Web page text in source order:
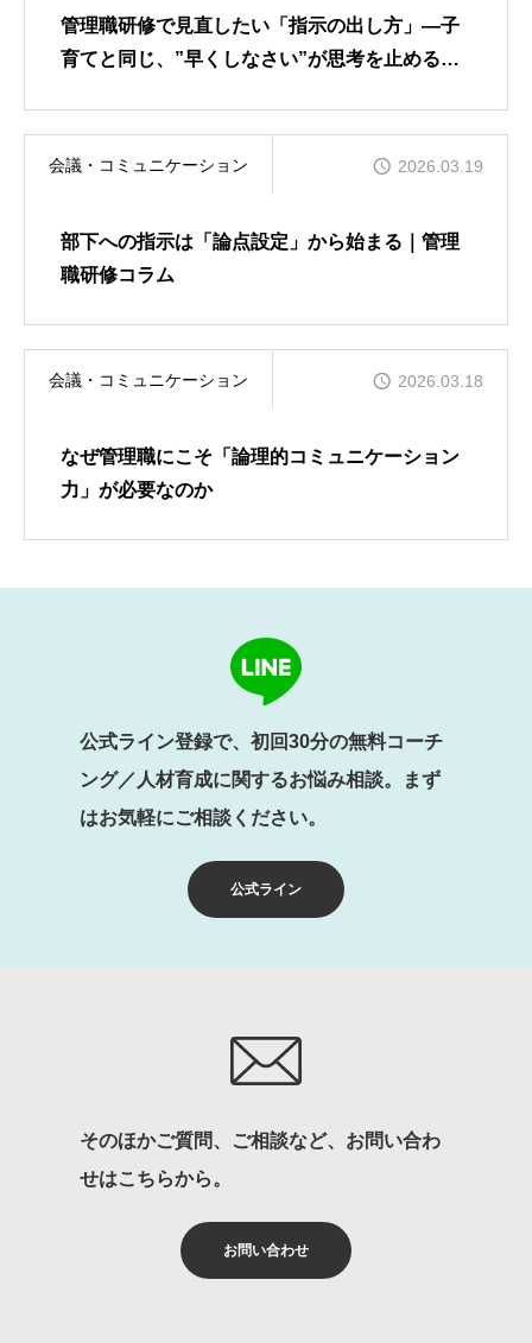
管理職研修で見直したい「指示の出し方」―子
育てと同じ、”早くしなさい”が思考を止める理
会議・コミュニケーション 2026.03.19
部下への指示は「論点設定」から始まる｜管理
職研修コラム
会議・コミュニケーション 2026.03.18
なぜ管理職にこそ「論理的コミュニケーション
力」が必要なのか
公式ライン
公式ライン登録で、初回30分の無料コーチ
ング／人材育成に関するお悩み相談。まず
はお気軽にご相談ください。
お問い合わせ
そのほかご質問、ご相談など、お問い合わ
せはこちらから。